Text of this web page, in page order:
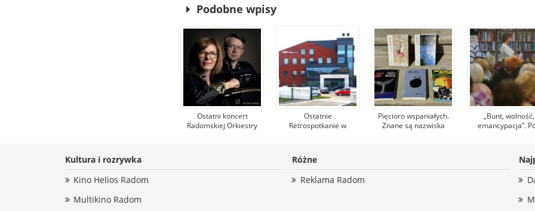
Podobne wpisy
Ostatni koncert
Radomskiej Orkiestry
Ostatnie
Retrospotkanie w
Karscha
Pięcioro wspaniałych.
Znane są nazwiska
„Bunt, wolność,
emancypacja”.
Radomskiej Wiosny
Literackiej
Kultura i rozrywka
Kino Helios Radom
Multikino Radom
Różne
Reklama Radom